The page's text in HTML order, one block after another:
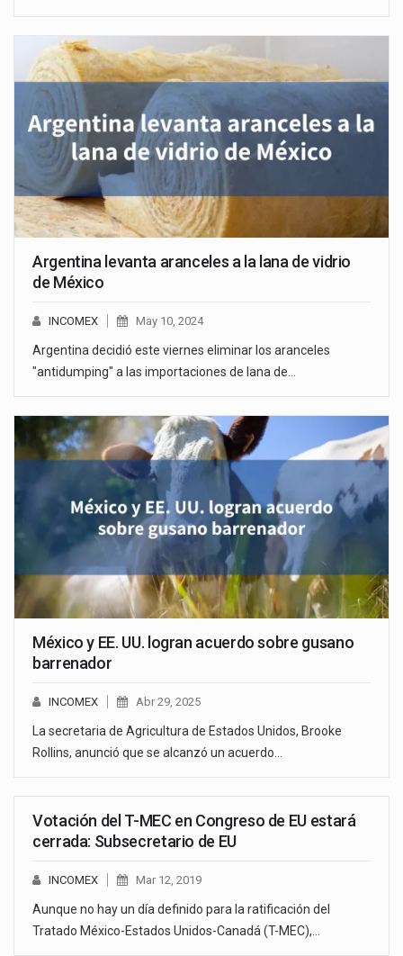
Argentina levanta aranceles a la lana de vidrio
de México
INCOMEX May 10, 2024
Argentina decidió este viernes eliminar los aranceles
"antidumping" a las importaciones de lana de…
México y EE. UU. logran acuerdo sobre gusano
barrenador
INCOMEX Abr 29, 2025
La secretaria de Agricultura de Estados Unidos, Brooke
Rollins, anunció que se alcanzó un acuerdo…
Votación del T-MEC en Congreso de EU estará
cerrada: Subsecretario de EU
INCOMEX Mar 12, 2019
Aunque no hay un día definido para la ratificación del
Tratado México-Estados Unidos-Canadá (T-MEC),…